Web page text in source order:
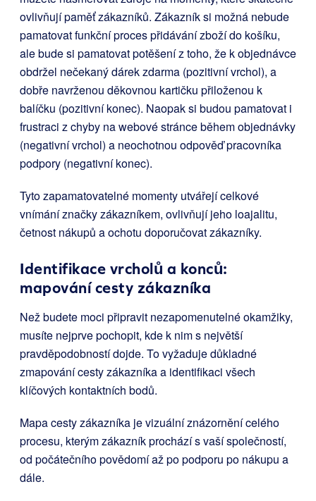
ovlivňují paměť zákazníků. Zákazník si možná nebude
pamatovat funkční proces přidávání zboží do košíku,
ale bude si pamatovat potěšení z toho, že k objednávce
obdržel nečekaný dárek zdarma (pozitivní vrchol), a
dobře navrženou děkovnou kartičku přiloženou k
balíčku (pozitivní konec). Naopak si budou pamatovat i
frustraci z chyby na webové stránce během objednávky
(negativní vrchol) a neochotnou odpověď pracovníka
podpory (negativní konec).
Tyto zapamatovatelné momenty utvářejí celkové
vnímání značky zákazníkem, ovlivňují jeho loajalitu,
četnost nákupů a ochotu doporučovat zákazníky.
Identifikace vrcholů a konců:
mapování cesty zákazníka
Než budete moci připravit nezapomenutelné okamžiky,
musíte nejprve pochopit, kde k nim s největší
pravděpodobností dojde. To vyžaduje důkladné
zmapování cesty zákazníka a identifikaci všech
klíčových kontaktních bodů.
Mapa cesty zákazníka je vizuální znázornění celého
procesu, kterým zákazník prochází s vaší společností,
od počátečního povědomí až po podporu po nákupu a
dále.